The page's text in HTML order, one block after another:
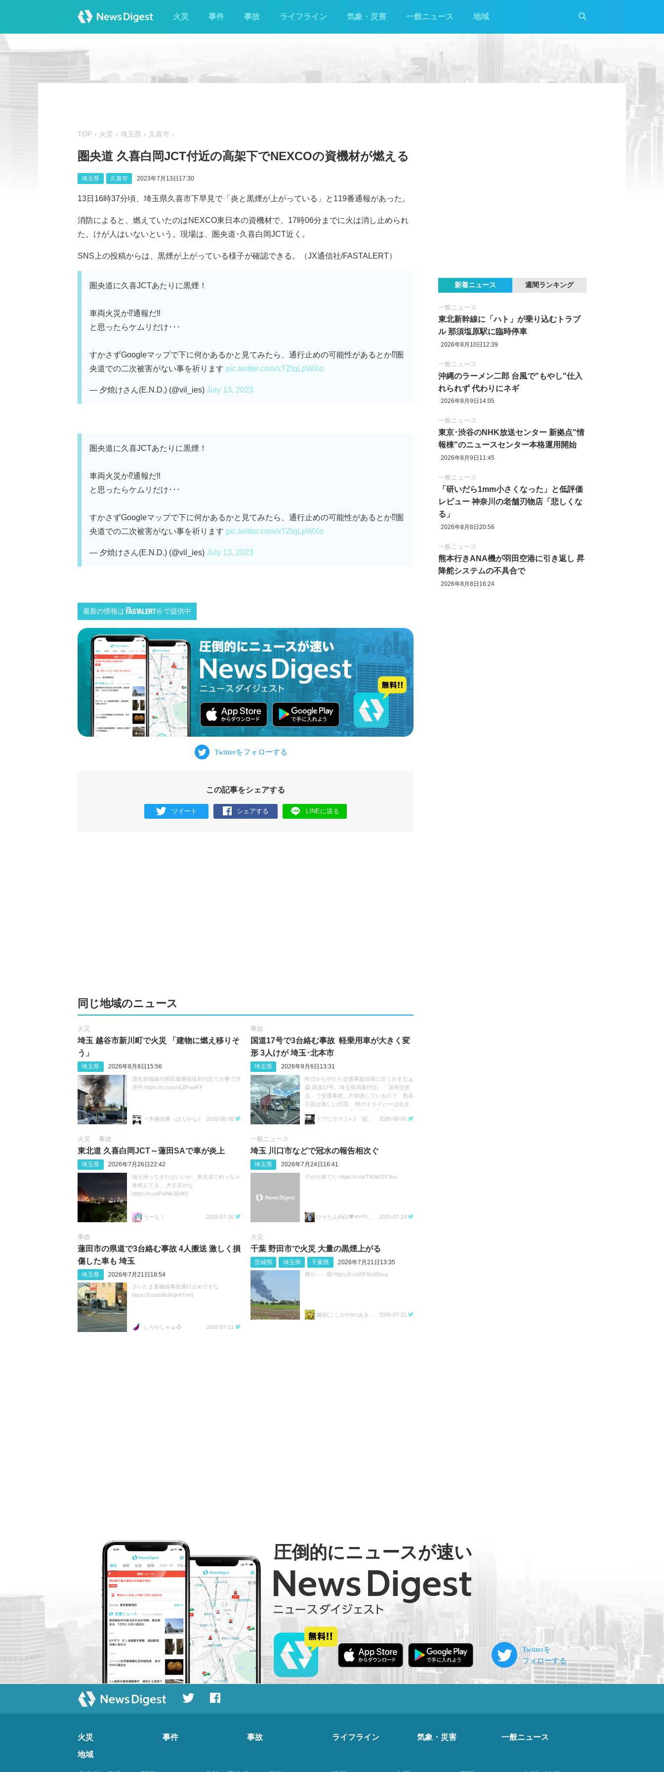
火災 事件 事故 ライフライン 気象・災害 一般ニュース 地域
TOP 火災 埼玉県 久喜市
圏央道 久喜白岡JCT付近の高架下でNEXCOの資機材が燃える
埼玉県 久喜市 2023年7月13日17:30
13日16時37分頃、埼玉県久喜市下早見で「炎と黒煙が上がっている」と119番通報があった。
消防によると、燃えていたのはNEXCO東日本の資機材で、17時06分までに火は消し止められ
た。けが人はいないという。現場は、圏央道･久喜白岡JCT近く。
SNS上の投稿からは、黒煙が上がっている様子が確認できる。（JX通信社/FASTALERT）
圏央道に久喜JCTあたりに黒煙！
車両火災か⁉️通報だ‼️
と思ったらケムリだけ･･･
すかさずGoogleマップで下に何かあるかと見てみたら、通行止めの可能性があるとか⁉️圏
央道での二次被害がない事を祈ります pic.twitter.com/xTZlqLpWXo
— 夕焼けさん(E.N.D.) (@vil_ies) July 13, 2023
圏央道に久喜JCTあたりに黒煙！
車両火災か⁉️通報だ‼️
と思ったらケムリだけ･･･
すかさずGoogleマップで下に何かあるかと見てみたら、通行止めの可能性があるとか⁉️圏
央道での二次被害がない事を祈ります pic.twitter.com/xTZlqLpWXo
— 夕焼けさん(E.N.D.) (@vil_ies) July 13, 2023
最新の情報は で提供中
この記事をシェアする
ツイート シェアする LINEに送る
同じ地域のニュース
火災
埼玉 越谷市新川町で火災 「建物に燃え移りそ
う」
埼玉県 2026年8月8日15:56
蒲生岩槻線の県民健康福祉村付近で火事で渋
滞中 https://t.co/cvnL8FwnFF
一本柳光唏（ぽんやな） 2026-08-08
事故
国道17号で3台絡む事故 軽乗用車が大きく変
形 3人けが 埼玉･北本市
埼玉県 2026年8月6日13:31
昨日からやたら交通事故現場に出くわすなぁ
😱 国道17号、埼玉県鴻巣付近、「深井交差
点」で交通事故。片側潰しているので、熊谷
方面は激しい渋滞。 軽のドライバーは生き
ているのだろうか😓 #国道17号 #交通事故 #
渋滞 https://t.co/sGeXdbCMfk
2026-08-06
火災 事故
東北道 久喜白岡JCT～蓮田SAで車が炎上
埼玉県 2026年7月26日22:42
地元帰ってきたはいいが、東北道でめっちゃ
車燃えてる… 大丈夫かな
https://t.co/PoWk3i54tS
うーな！ 2026-07-26
一般ニュース
埼玉 川口市などで冠水の報告相次ぐ
埼玉県 2026年7月24日16:41
川が出来てた https://t.co/TN3tcDYJhu
ひそたん👼🏻💖🐟️💛/🍚💙🐼🧡 2026-07-24
事故
蓮田市の県道で3台絡む事故 4人搬送 激しく損
傷した車も 埼玉
埼玉県 2026年7月21日18:54
さいたま栗橋線事故通行止めですな
https://t.co/xRuRqh4TmN
しろやしゃ🍙🥀 2026-07-21
火災
千葉 野田市で火災 大量の黒煙上がる
茨城県 埼玉県 千葉県 2026年7月21日13:35
煙が……😱 https://t.co/0FSra5loxg
2026-07-21
新着ニュース 週間ランキング
一般ニュース
東北新幹線に「ハト」が乗り込むトラブ
ル 那須塩原駅に臨時停車
2026年8月10日12:39
一般ニュース
沖縄のラーメン二郎 台風で"もやし"仕入
れられず 代わりにネギ
2026年8月9日14:05
一般ニュース
東京‪･‬渋谷のNHK放送センター 新拠点"情
報棟"のニュースセンター本格運用開始
2026年8月9日11:45
一般ニュース
「研いだら1mm小さくなった」と低評価
レビュー 神奈川の老舗刃物店「悲しくな
る」
2026年8月8日20:56
一般ニュース
熊本行きANA機が羽田空港に引き返し 昇
降舵システムの不具合で
2026年8月8日16:24
圧倒的にニュースが速い
火災 事件 事故 ライフライン 気象・災害 一般ニュース
地域